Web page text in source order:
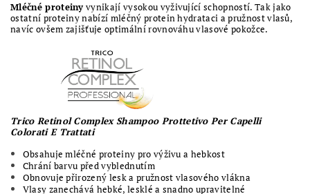
Mléčné proteiny vynikají vysokou vyživující schopností. Tak jako
ostatní proteiny nabízí mléčný protein hydrataci a pružnost vlasů,
navíc ovšem zajišťuje optimální rovnováhu vlasové pokožce.
Trico Retinol Complex Shampoo Prottetivo Per Capelli
Colorati E Trattati
Obsahuje mléčné proteiny pro výživu a hebkost
Chrání barvu před vyblednutím
Obnovuje přirozený lesk a pružnost vlasového vlákna
Vlasy zanechává hebké, lesklé a snadno upravitelné